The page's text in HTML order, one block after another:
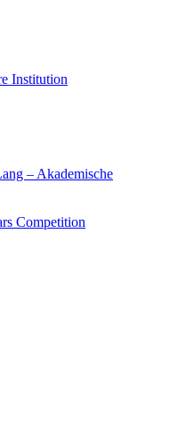
Institution
– Akademische
Competition